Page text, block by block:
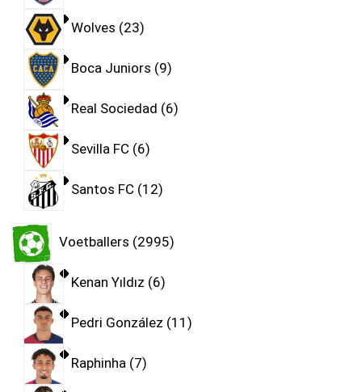
Wolves 23
Boca Juniors 9
Real Sociedad 6
Sevilla FC 6
Santos FC 12
Voetballers 2995
Kenan Yıldız 6
Pedri González 11
Raphinha 7